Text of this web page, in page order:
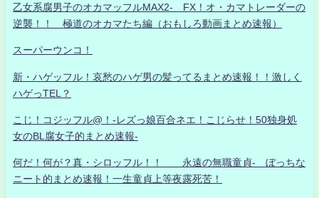
乙女系腐男子のオカマッフルMAX2- FX！オ・カマトレーダーの
逆襲！！ 極道のオカマたち編（おもしろ動画まとめ速報）
スーパーウンコ！
新・ハゲッフル！哀愁のハゲ男の髪ってるまとめ速報！！激しく
ハゲっTEL？
こじ！コジッフル@！-レズっ娘百合ネエ！こじらせ！50独身処
女のBL腐女子的まとめ速報-
何だ！何が？真・シロッフル！！ 永遠の無職童貞- ぼっちな
ニート的まとめ速報！一生童貞上等夜露死苦！